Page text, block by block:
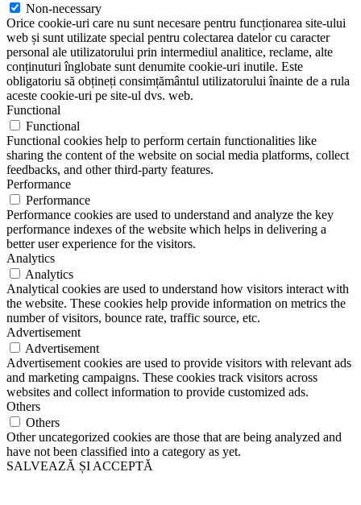
Non-necessary
Orice cookie-uri care nu sunt necesare pentru funcționarea site-ului
web și sunt utilizate special pentru colectarea datelor cu caracter
personal ale utilizatorului prin intermediul analitice, reclame, alte
conținuturi înglobate sunt denumite cookie-uri inutile. Este
obligatoriu să obțineți consimțământul utilizatorului înainte de a rula
aceste cookie-uri pe site-ul dvs. web.
Functional
Functional
Functional cookies help to perform certain functionalities like
sharing the content of the website on social media platforms, collect
feedbacks, and other third-party features.
Performance
Performance
Performance cookies are used to understand and analyze the key
performance indexes of the website which helps in delivering a
better user experience for the visitors.
Analytics
Analytics
Analytical cookies are used to understand how visitors interact with
the website. These cookies help provide information on metrics the
number of visitors, bounce rate, traffic source, etc.
Advertisement
Advertisement
Advertisement cookies are used to provide visitors with relevant ads
and marketing campaigns. These cookies track visitors across
websites and collect information to provide customized ads.
Others
Others
Other uncategorized cookies are those that are being analyzed and
have not been classified into a category as yet.
SALVEAZĂ ȘI ACCEPTĂ